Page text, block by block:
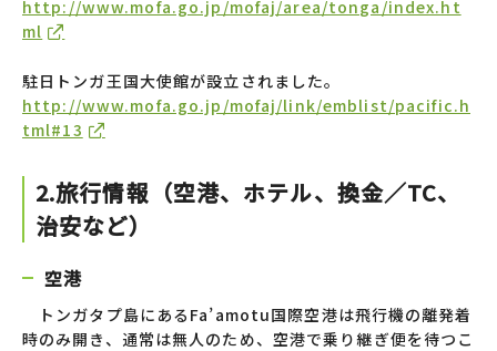
http://www.mofa.go.jp/mofaj/area/tonga/index.ht
ml
駐日トンガ王国大使館が設立されました。
http://www.mofa.go.jp/mofaj/link/emblist/pacific.h
tml#13
2.旅行情報（空港、ホテル、換金／TC、
治安など）
空港
トンガタプ島にあるFa’amotu国際空港は飛行機の離発着
時のみ開き、通常は無人のため、空港で乗り継ぎ便を待つこ